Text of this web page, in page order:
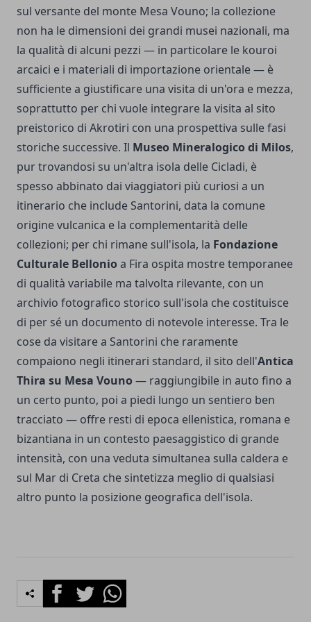
sul versante del monte Mesa Vouno; la collezione
non ha le dimensioni dei grandi musei nazionali, ma
la qualità di alcuni pezzi — in particolare le kouroi
arcaici e i materiali di importazione orientale — è
sufficiente a giustificare una visita di un'ora e mezza,
soprattutto per chi vuole integrare la visita al sito
preistorico di Akrotiri con una prospettiva sulle fasi
storiche successive. Il Museo Mineralogico di Milos,
pur trovandosi su un'altra isola delle Cicladi, è
spesso abbinato dai viaggiatori più curiosi a un
itinerario che include Santorini, data la comune
origine vulcanica e la complementarità delle
collezioni; per chi rimane sull'isola, la Fondazione
Culturale Bellonio a Fira ospita mostre temporanee
di qualità variabile ma talvolta rilevante, con un
archivio fotografico storico sull'isola che costituisce
di per sé un documento di notevole interesse. Tra le
cose da visitare a Santorini che raramente
compaiono negli itinerari standard, il sito dell'Antica
Thira su Mesa Vouno — raggiungibile in auto fino a
un certo punto, poi a piedi lungo un sentiero ben
tracciato — offre resti di epoca ellenistica, romana e
bizantiana in un contesto paesaggistico di grande
intensità, con una veduta simultanea sulla caldera e
sul Mar di Creta che sintetizza meglio di qualsiasi
altro punto la posizione geografica dell'isola.
FacebookTwitterWhatsapp